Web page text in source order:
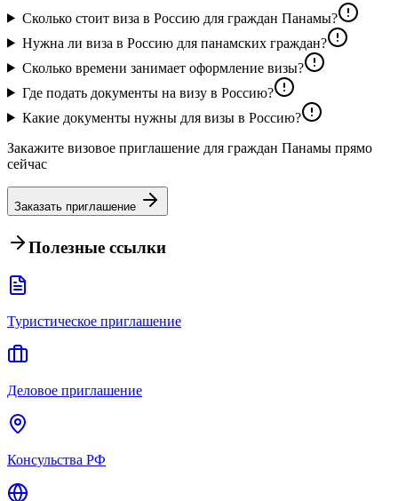
Сколько стоит виза в Россию для граждан Панамы?
Нужна ли виза в Россию для панамских граждан?
Сколько времени занимает оформление визы?
Где подать документы на визу в Россию?
Какие документы нужны для визы в Россию?
Закажите визовое приглашение для граждан Панамы прямо
сейчас
Заказать приглашение
Полезные ссылки
Туристическое приглашение
Деловое приглашение
Консульства РФ